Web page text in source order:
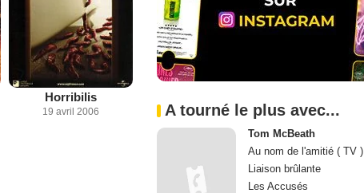
Horribilis
19 avril 2006 A tourné le plus avec...
Tom McBeath
Au nom de l'amitié ( TV )
Liaison brûlante
Les Accusés